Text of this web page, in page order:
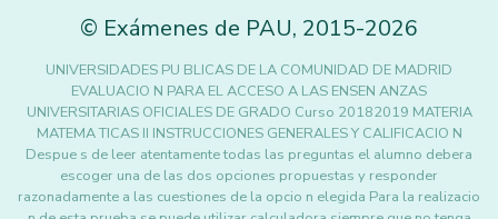
© Exámenes de PAU, 2015-2026
UNIVERSIDADES PU BLICAS DE LA COMUNIDAD DE MADRID
EVALUACIO N PARA EL ACCESO A LAS ENSEN ANZAS
UNIVERSITARIAS OFICIALES DE GRADO Curso 20182019 MATERIA
MATEMA TICAS II INSTRUCCIONES GENERALES Y CALIFICACIO N
Despue s de leer atentamente todas las preguntas el alumno debera
escoger una de las dos opciones propuestas y responder
razonadamente a las cuestiones de la opcio n elegida Para la realizacio